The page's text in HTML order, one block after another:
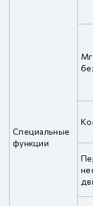
Специальные
функции